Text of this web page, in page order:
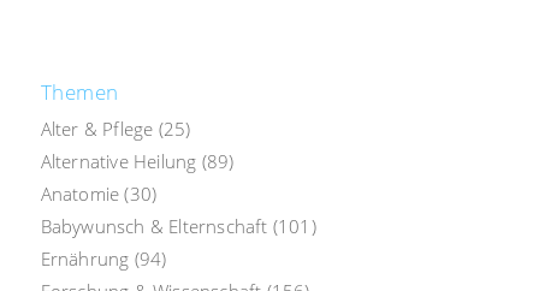
Themen
Alter & Pflege (25)
Alternative Heilung (89)
Anatomie (30)
Babywunsch & Elternschaft (101)
Ernährung (94)